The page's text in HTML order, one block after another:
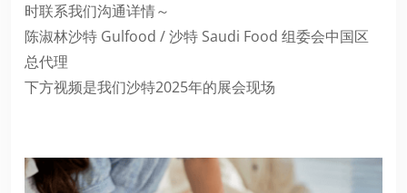
时联系我们沟通详情～
陈淑林沙特 Gulfood / 沙特 Saudi Food 组委会中国区
总代理
下方视频是我们沙特2025年的展会现场